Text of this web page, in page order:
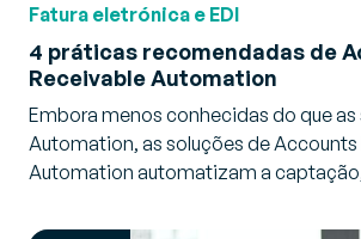
Fatura eletrónica e EDI
4 práticas recomendadas de
Receivable Automation
Embora menos conhecidas do que as
Automation, as soluções de Accounts
Automation automatizam a